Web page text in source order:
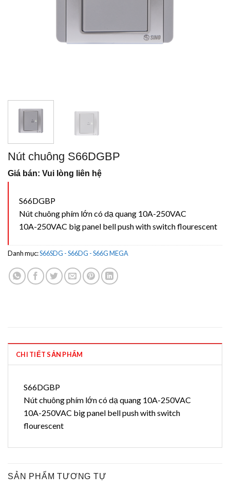
Nút chuông S66DGBP
Giá bán: Vui lòng liên hệ
S66DGBP
Nút chuông phím lớn có dạ quang 10A-250VAC
10A-250VAC big panel bell push with switch flourescent
Danh mục:S66SDG - S66DG - S66G MEGA
CHI TIẾT SẢN PHẨM
S66DGBP
Nút chuông phím lớn có dạ quang 10A-250VAC
10A-250VAC big panel bell push with switch
flourescent
SẢN PHẨM TƯƠNG TỰ